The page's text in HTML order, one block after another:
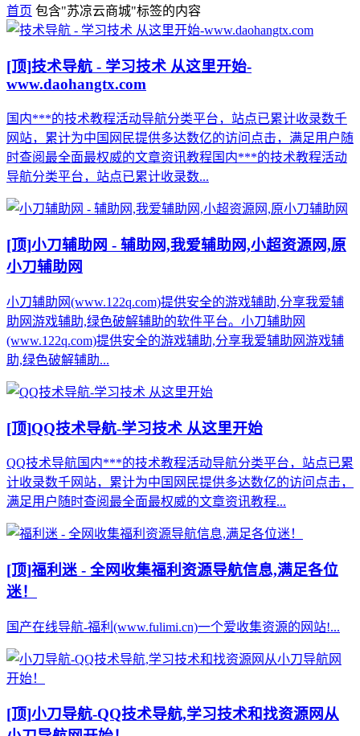
首页 包含"苏凉云商城"标签的内容
[顶]技术导航 - 学习技术 从这里开始-
www.daohangtx.com
国内***的技术教程活动导航分类平台，站点已累计收录数千
网站，累计为中国网民提供多达数亿的访问点击，满足用户随
时查阅最全面最权威的文章资讯教程国内***的技术教程活动
导航分类平台，站点已累计收录数...
[顶]小刀辅助网 - 辅助网,我爱辅助网,小超资源网,原
小刀辅助网
小刀辅助网(www.122q.com)提供安全的游戏辅助,分享我爱辅
助网游戏辅助,绿色破解辅助的软件平台。小刀辅助网
(www.122q.com)提供安全的游戏辅助,分享我爱辅助网游戏辅
助,绿色破解辅助...
[顶]QQ技术导航-学习技术 从这里开始
QQ技术导航国内***的技术教程活动导航分类平台，站点已累
计收录数千网站，累计为中国网民提供多达数亿的访问点击，
满足用户随时查阅最全面最权威的文章资讯教程...
[顶]福利迷 - 全网收集福利资源导航信息,满足各位
迷！
国产在线导航-福利(www.fulimi.cn)一个爱收集资源的网站!...
[顶]小刀导航-QQ技术导航,学习技术和找资源网从